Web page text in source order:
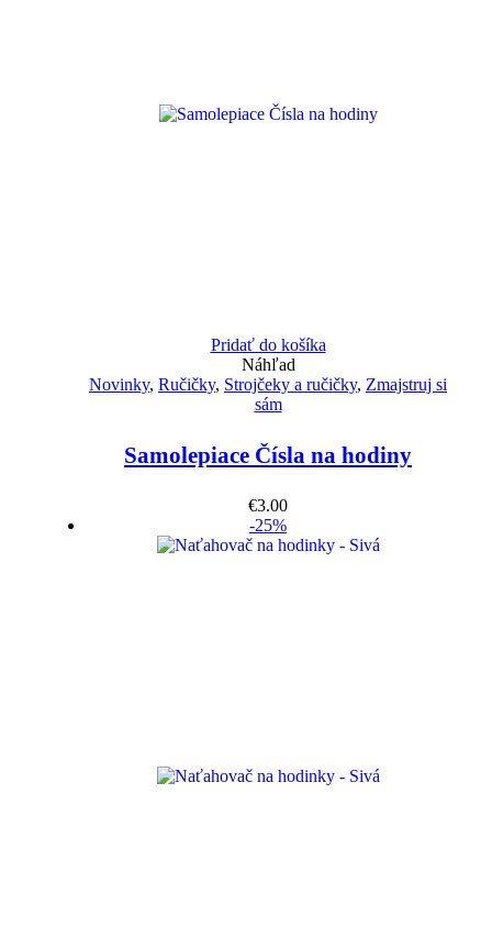
Pridať do košíka
Náhľad
Novinky, Ručičky, Strojčeky a ručičky, Zmajstruj si
sám
Samolepiace Čísla na hodiny
€3.00
-25%